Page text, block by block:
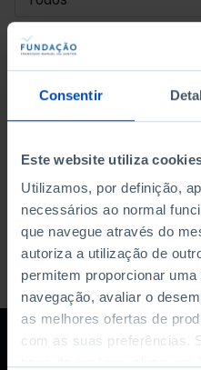
Consentir
Este website utiliza
Utilizamos, por definição,
necessários ao normal
que navegue através do
autoriza a utilização de
permitem proporcionar
navegação, avaliar o
as melhores ofertas de
com as suas preferências.
DATA DE INÍCIO
DATA DE FIM